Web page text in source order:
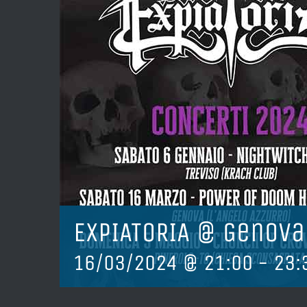
EXPIATORIA @ Genova
16/03/2024 @ 21:00-